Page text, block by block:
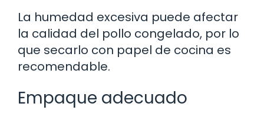
La humedad excesiva puede afectar
la calidad del pollo congelado, por lo
que secarlo con papel de cocina es
recomendable.
Empaque adecuado